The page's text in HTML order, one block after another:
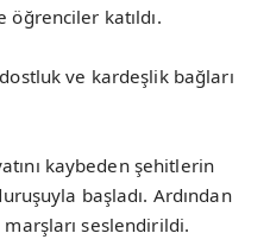
öğrenciler katıldı.
ve kardeşlik bağları
kaybeden şehitlerin
başladı. Ardından
seslendirildi.